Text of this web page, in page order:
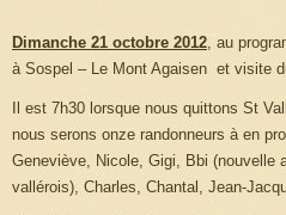
Dimanche 21 octobre 2012 , au
à Sospel – Le Mont Agaisen et visite
Il est 7h30 lorsque nous quittons St
nous serons onze randonneurs à en
Geneviève, Nicole, Gigi, Bbi (nouvelle
vallérois), Charles, Chantal, Jean-